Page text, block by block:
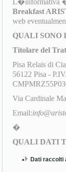
L�informativa
Breakfast
web
QUALI SONO
Titolare del
Pisa Relais di
56122 Pisa -
Via Cardinale
Email:
�
QUALI DATI
Dati raccolti